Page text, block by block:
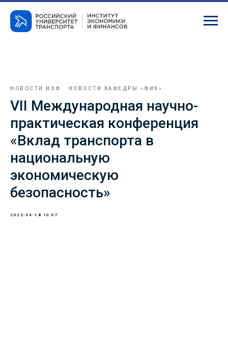
НОВОСТИ ИЭФ НОВОСТИ КАФЕДРЫ «ФИК»
VII Международная научно-
практическая конференция
«Вклад транспорта в
национальную
экономическую
безопасность»
2022-04-18 10:07